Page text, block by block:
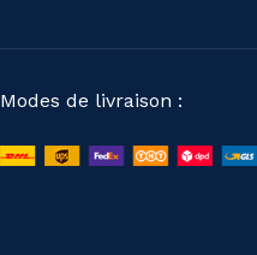
Modes de livraison :